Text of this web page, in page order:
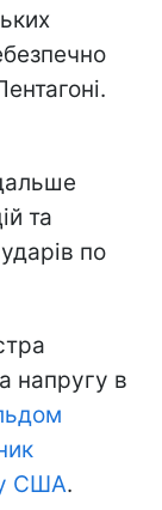
та
по
напругу в
у США.